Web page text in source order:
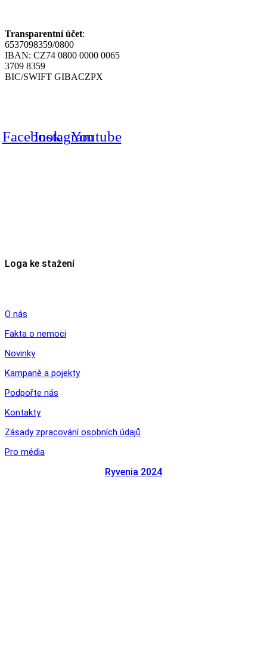
Transparentní účet:
6537098359/0800
IBAN: CZ74 0800 0000 0065
3709 8359
BIC/SWIFT GIBACZPX
FacebookInstagramYoutube
Loga ke stažení
O nás
Fakta o nemoci
Novinky
Kampaně a pojekty
Podpořte nás
Kontakty
Zásady zpracování osobních údajů
Pro média
Ryvenia 2024